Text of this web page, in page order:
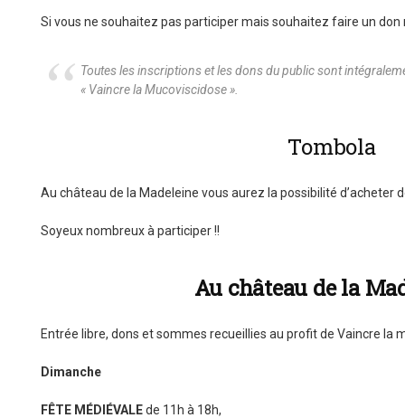
Si vous ne souhaitez pas participer mais souhaitez faire un don
Toutes les inscriptions et les dons du public sont
« Vaincre la Mucoviscidose ».
Tombola
Au château de la Madeleine vous aurez la possibilité d’acheter
Soyeux nombreux à participer !!
Au château de la
Entrée libre, dons et sommes recueillies au profit de Vaincre la
Dimanche
FÊTE MÉDIÉVALEde 11h à 18h,